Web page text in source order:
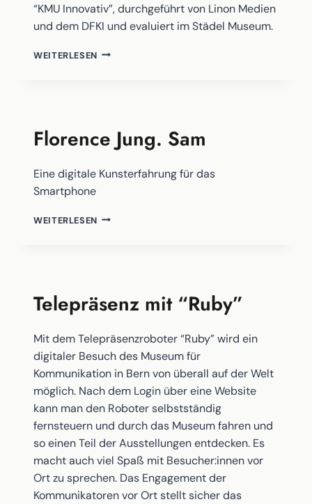
“KMU Innovativ”, durchgeführt von Linon Medien
und dem DFKI und evaluiert im Städel Museum.
WEITERLESEN CHIM
Florence Jung. Sam
Eine digitale Kunsterfahrung für das
Smartphone
WEITERLESEN FLORENCE
Telepräsenz mit “Ruby”
Mit dem Telepräsenzroboter “Ruby” wird ein
digitaler Besuch des Museum für
Kommunikation in Bern von überall auf der Welt
möglich. Nach dem Login über eine Website
kann man den Roboter selbstständig
fernsteuern und durch das Museum fahren und
so einen Teil der Ausstellungen entdecken. Es
macht auch viel Spaß mit Besucher:innen vor
Ort zu sprechen. Das Engagement der
Kommunikatoren vor Ort stellt sicher das